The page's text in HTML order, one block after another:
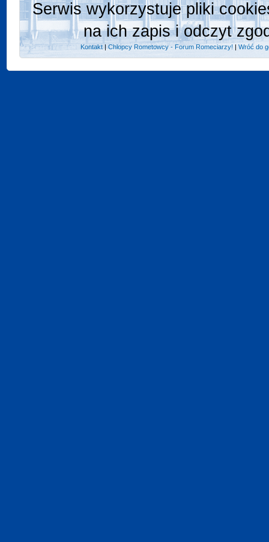
Serwis wykorzystuje pliki
na ich zapis i odczyt
Kontakt |Chlopcy Rometowcy - Forum Romeciarzy! |Wróć do